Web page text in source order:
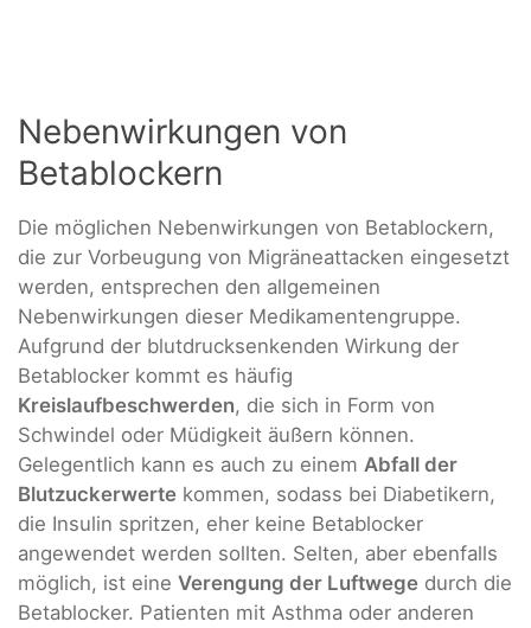
Nebenwirkungen von
Betablockern
Die möglichen Nebenwirkungen von Betablockern,
die zur Vorbeugung von Migräneattacken eingesetzt
werden, entsprechen den allgemeinen
Nebenwirkungen dieser Medikamentengruppe.
Aufgrund der blutdrucksenkenden Wirkung der
Betablocker kommt es häufig
Kreislaufbeschwerden, die sich in Form von
Schwindel oder Müdigkeit äußern können.
Gelegentlich kann es auch zu einem Abfall der
Blutzuckerwerte kommen, sodass bei Diabetikern,
die Insulin spritzen, eher keine Betablocker
angewendet werden sollten. Selten, aber ebenfalls
möglich, ist eine Verengung der Luftwege durch die
Betablocker. Patienten mit Asthma oder anderen